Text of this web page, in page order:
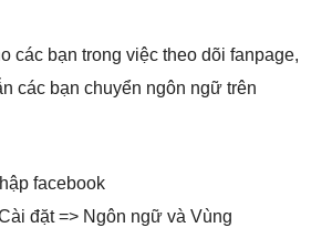
các bạn trong việc theo dõi fanpage,
các bạn chuyển ngôn ngữ trên
facebook
đặt => Ngôn ngữ và Vùng